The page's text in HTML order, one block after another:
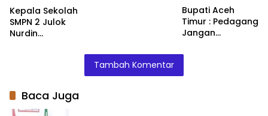
Kepala Sekolah
SMPN 2 Julok
Nurdin
Bupati Aceh
Timur : Pedagang
Jangan
Barang
Tambah Komentar
Baca Juga